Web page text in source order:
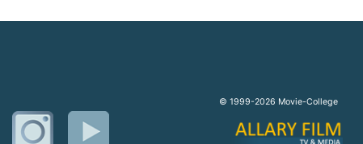
© 1999-2026 Movie-College